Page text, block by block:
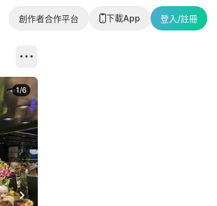
創作者合作平台 下載App 登入/註冊
Next slide
1/6